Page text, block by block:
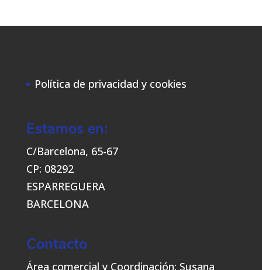
Política de privacidad y cookies
Estamos en:
C/Barcelona, 65-67
CP: 08292
ESPARREGUERA
BARCELONA
Contacto
Área comercial y Coordinación: Susana